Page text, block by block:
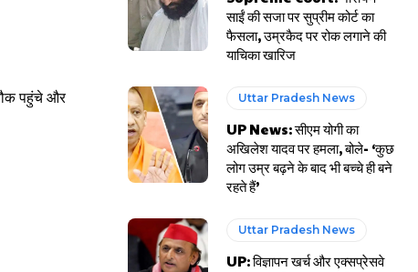
पहुंचे और
साईं की सजा पर सुप्रीम कोर्ट का
फैसला, उम्रकैद पर रोक लगाने की
याचिका खारिज
Uttar Pradesh News
UP News: सीएम योगी का
अखिलेश यादव पर हमला, बोले- ‘कुछ
लोग उम्र बढ़ने के बाद भी बच्चे ही बने
रहते हैं’
Uttar Pradesh News
UP: विज्ञापन खर्च और एक्सप्रेसवे